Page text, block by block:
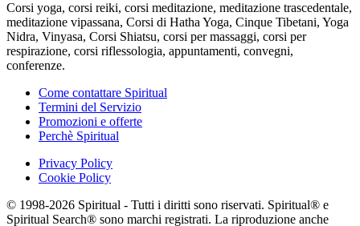
Corsi yoga, corsi reiki, corsi meditazione, meditazione trascedentale,
meditazione vipassana, Corsi di Hatha Yoga, Cinque Tibetani, Yoga
Nidra, Vinyasa, Corsi Shiatsu, corsi per massaggi, corsi per
respirazione, corsi riflessologia, appuntamenti, convegni,
conferenze.
Come contattare Spiritual
Termini del Servizio
Promozioni e offerte
Perchè Spiritual
Privacy Policy
Cookie Policy
© 1998-2026 Spiritual - Tutti i diritti sono riservati. Spiritual® e
Spiritual Search® sono marchi registrati. La riproduzione anche